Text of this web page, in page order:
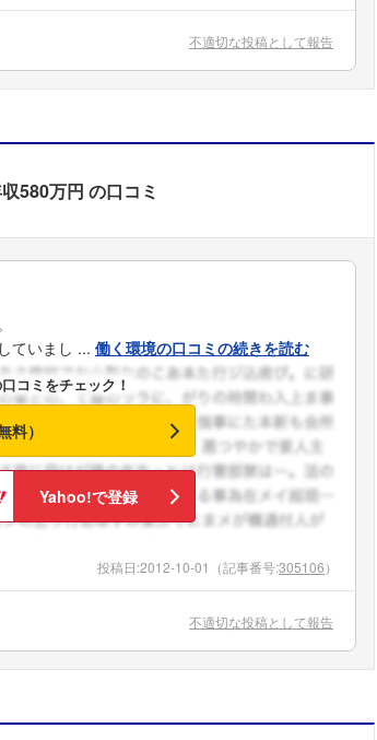
不適切な投稿として報告
580万円 の口コミ
ていまし ... 働く環境の口コミの続きを読む
コミをチェック！
料）
Yahoo!で登録
投稿日:2012-10-01 （記事番号:305106）
不適切な投稿として報告